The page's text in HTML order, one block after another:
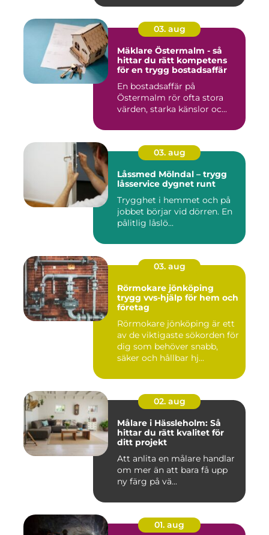
03. aug
Mäklare Östermalm - så
hittar du rätt kompetens
för en trygg bostadsaffär
En bostadsaffär på
Östermalm rör ofta stora
värden, starka känslor oc...
03. aug
Låssmed Mölndal – trygg
låsservice dygnet runt
Trygghet i hemmet och på
jobbet börjar vid dörren. En
pålitlig låslö...
03. aug
Rörmokare jönköping
trygg vvs-hjälp för hem och
företag
Rörmokare jönköping är ett
av de viktigaste sökorden för
dig som behöver snabb,
säker och hållbar hj...
02. aug
Målare i Hässleholm: Så
hittar du rätt kvalitet för
ditt projekt
Att anlita en målare handlar
om mer än att bara få upp
ny färg på vä...
01. aug